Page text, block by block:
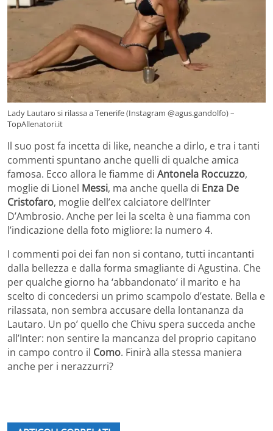
Lady Lautaro si rilassa a Tenerife (Instagram @agus.gandolfo) –
TopAllenatori.it
Il suo post fa incetta di like, neanche a dirlo, e tra i tanti
commenti spuntano anche quelli di qualche amica
famosa. Ecco allora le fiamme di Antonela Roccuzzo,
moglie di Lionel Messi, ma anche quella di Enza De
Cristofaro, moglie dell’ex calciatore dell’Inter
D’Ambrosio. Anche per lei la scelta è una fiamma con
l’indicazione della foto migliore: la numero 4.
I commenti poi dei fan non si contano, tutti incantanti
dalla bellezza e dalla forma smagliante di Agustina. Che
per qualche giorno ha ‘abbandonato’ il marito e ha
scelto di concedersi un primo scampolo d’estate. Bella e
rilassata, non sembra accusare della lontananza da
Lautaro. Un po’ quello che Chivu spera succeda anche
all’Inter: non sentire la mancanza del proprio capitano
in campo contro il Como. Finirà alla stessa maniera
anche per i nerazzurri?